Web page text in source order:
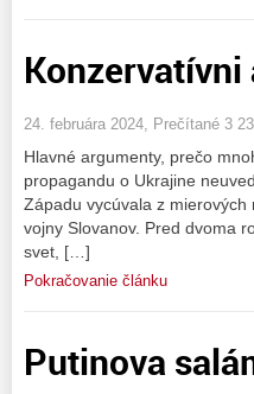
24. februára 2024, Prečítané 3
Hlavné argumenty, prečo
propagandu o Ukrajine
Západu vycúvala z
vojny Slovanov. Pred dvoma
svet, […]
Pokračovanie článku
Putinova